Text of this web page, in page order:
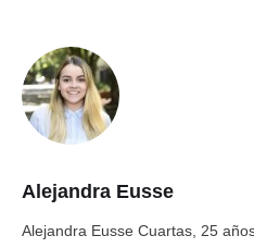
Alejandra Eusse
Alejandra Eusse Cuartas, 25